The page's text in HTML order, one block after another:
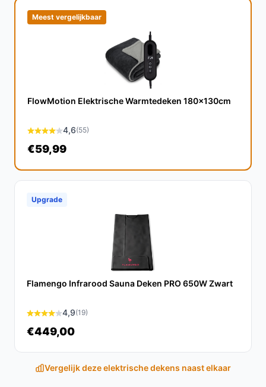
maanden, kan het ook nuttig zijn voor frisse
zomernachten, mits je de temperatuur laag houdt.
Wat zijn de belangrijkste verschillen met andere
De Medisana HU 672 onderscheidt zich door zijn unieke
fleece materiaal, ergonomische bediening en
veiligheidsvoorzieningen, waardoor het een
Conclusie
De Medisana HU 672 Warmtedeken is een uitstekende
keuze voor iedereen die op zoek is naar een
comfortabele en veilige manier om het bed warm te
houden. Met zijn veelzijdige instellingen en
gebruiksvriendelijke ontwerp, is deze deken een
waardevolle aanvulling voor elke slaapkamer.
Ontdek alle specificaties en vergelijk prijzen op
besteelektrischedeken.nl. Kies bewust wat perfect
Meest vergelijkbaar
FlowMotion Elektrische Warmtedeken 180x130cm
4,6(55)
€59,99
Upgrade
Flamengo Infrarood Sauna Deken PRO 650W Zwart
4,9(19)
€449,00
Vergelijk deze elektrische dekens naast elkaar